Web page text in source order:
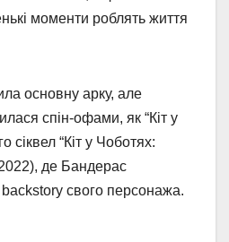
моменти роблять життя
основну арку, але
спін-офами, як “Кіт у
сіквел “Кіт у Чоботях:
де Бандерас
backstory свого персонажа.